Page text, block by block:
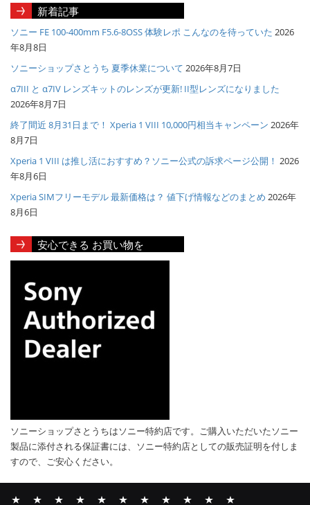
新着記事
ソニー FE 100-400mm F5.6-8OSS 体験レポ こんなのを待っていた 2026
年8月8日
ソニーショップさとうち 夏季休業について 2026年8月7日
α7III と α7IV レンズキットのレンズが更新! II型レンズになりました
2026年8月7日
終了間近 8月31日まで！ Xperia 1 VIII 10,000円相当キャンペーン 2026年
8月7日
Xperia 1 VIII は推し活におすすめ？ソニー公式の訴求ページ公開！ 2026
年8月6日
Xperia SIMフリーモデル 最新価格は？ 値下げ情報などのまとめ 2026年
8月6日
安心できる お買い物を
ソニーショップさとうちはソニー特約店です。ご購入いただいたソニー
製品に添付される保証書には、ソニー特約店としての販売証明を付しま
すので、ご安心ください。